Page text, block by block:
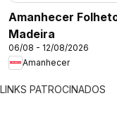
Amanhecer
Madeira
06/08 - 12/08/2026
Amanhecer
LINKS PATROCINADOS